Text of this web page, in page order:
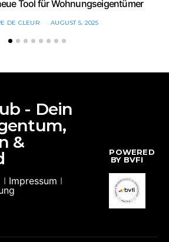
Tool für Wohnungseigentümer
DE CLEUR AUGUST 5, 2025
- Dein
&
I Impressum I
POWERED
BY BVFI